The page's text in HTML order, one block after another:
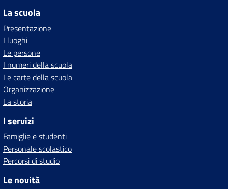
La scuola
Presentazione
I luoghi
Le persone
I numeri della scuola
Le carte della scuola
Organizzazione
La storia
I servizi
Famiglie e studenti
Personale scolastico
Percorsi di studio
Le novità